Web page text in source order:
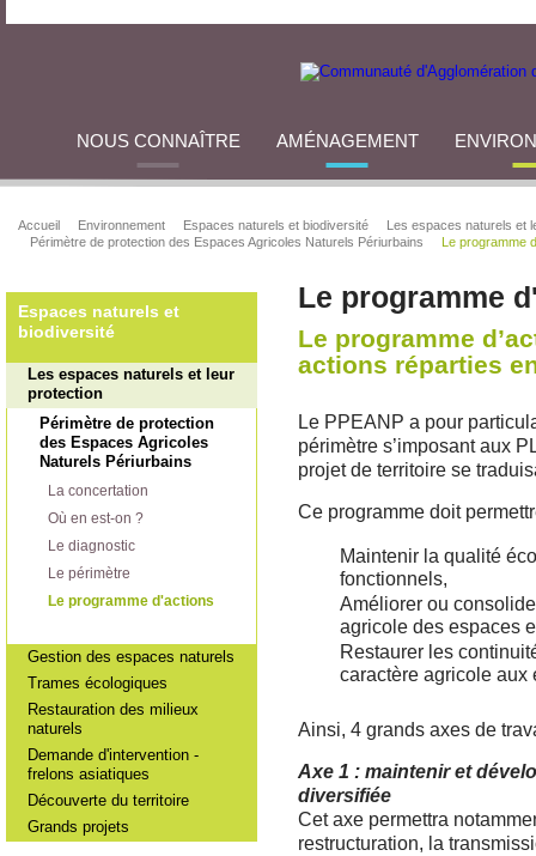
NOUS CONNAÎTRE AMÉNAGEMENT
Accueil Environnement Espaces naturels et biodiversité
Les espaces naturels et
Périmètre de protection des Espaces Agricoles Naturels Périurbains
Le programme
Espaces naturels et
biodiversité
Les espaces naturels et leur
protection
Périmètre de protection
des Espaces Agricoles
Naturels Périurbains
La concertation
Où en est-on ?
Le diagnostic
Le périmètre
Le programme d'actions
Gestion des espaces naturels
Trames écologiques
Restauration des milieux
naturels
Demande d'intervention -
frelons asiatiques
Découverte du territoire
Grands projets
Le programme
Le programme
actions réparties
Le PPEANP a pour
périmètre s’imposant aux
projet de territoire se
Ce programme doit
Maintenir la qualité
fonctionnels,
Améliorer ou
agricole des espaces
Restaurer les
caractère agricole aux
Ainsi, 4 grands axes de
Axe 1 : maintenir et
diversifiée
Cet axe permettra
restructuration, la